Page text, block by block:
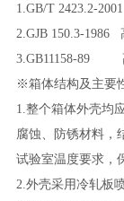
1. GB/T 2423.2-2001
2. GJB 150.3-1986
3. GB11158-89
※箱体结构及主要
1. 整个箱体外壳均
腐蚀、防锈材料，
试验室温度要求，
2. 外壳采用冷轧板